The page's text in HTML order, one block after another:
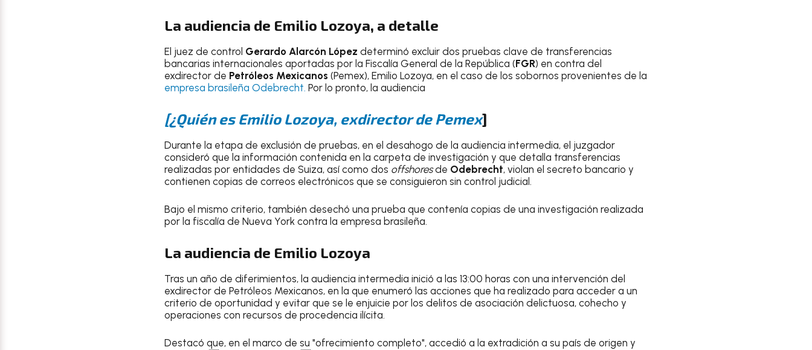
La audiencia de Emilio Lozoya, a detalle
El juez de control Gerardo Alarcón López determinó excluir dos pruebas clave de transferencias
bancarias internacionales aportadas por la Fiscalía General de la República (FGR) en contra del
exdirector de Petróleos Mexicanos (Pemex), Emilio Lozoya, en el caso de los sobornos provenientes de la
empresa brasileña Odebrecht. Por lo pronto, la audiencia
[¿Quién es Emilio Lozoya, exdirector de Pemex]
Durante la etapa de exclusión de pruebas, en el desahogo de la audiencia intermedia, el juzgador
consideró que la información contenida en la carpeta de investigación y que detalla transferencias
realizadas por entidades de Suiza, así como dos offshoresde Odebrecht, violan el secreto bancario y
contienen copias de correos electrónicos que se consiguieron sin control judicial.
Bajo el mismo criterio, también desechó una prueba que contenía copias de una investigación realizada
por la fiscalía de Nueva York contra la empresa brasileña.
La audiencia de Emilio Lozoya
Tras un año de diferimientos, la audiencia intermedia inició a las 13:00 horas con una intervención del
exdirector de Petróleos Mexicanos, en la que enumeró las acciones que ha realizado para acceder a un
criterio de oportunidad y evitar que se le enjuicie por los delitos de asociación delictuosa, cohecho y
operaciones con recursos de procedencia ilícita.
Destacó que, en el marco de su "ofrecimiento completo", accedió a la extradición a su país de origen y